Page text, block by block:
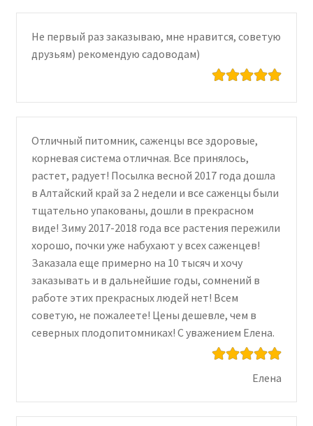
Не первый раз заказываю, мне нравится, советую
друзьям) рекомендую садоводам)
Отличный питомник, саженцы все здоровые,
корневая система отличная. Все принялось,
растет, радует! Посылка весной 2017 года дошла
в Алтайский край за 2 недели и все саженцы были
тщательно упакованы, дошли в прекрасном
виде! Зиму 2017-2018 года все растения пережили
хорошо, почки уже набухают у всех саженцев!
Заказала еще примерно на 10 тысяч и хочу
заказывать и в дальнейшие годы, сомнений в
работе этих прекрасных людей нет! Всем
советую, не пожалеете! Цены дешевле, чем в
северных плодопитомниках! С уважением Елена.
Елена